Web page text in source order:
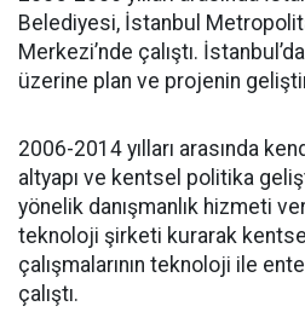
Belediyesi, İstanbul
Merkezi’nde çalıştı.
üzerine plan ve projenin
2006-2014 yılları arasında
altyapı ve kentsel politika
yönelik danışmanlık hizmeti
teknoloji şirketi kurarak
çalışmalarının teknoloji ile
çalıştı.